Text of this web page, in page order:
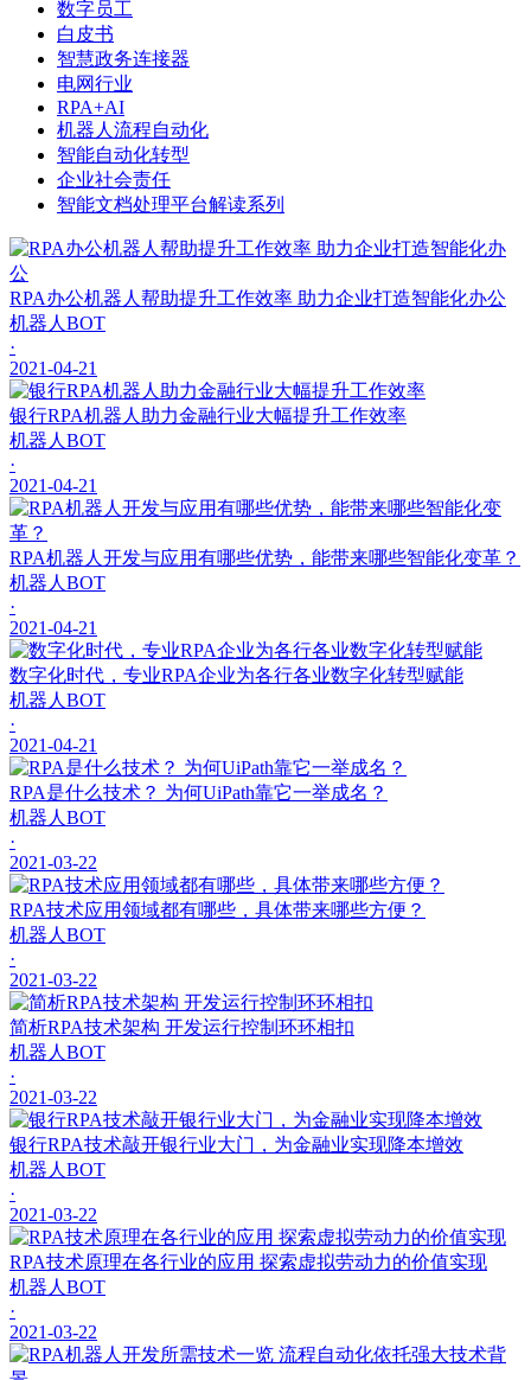
数字员工
白皮书
智慧政务连接器
电网行业
RPA+AI
机器人流程自动化
智能自动化转型
企业社会责任
智能文档处理平台解读系列
RPA办公机器人帮助提升工作效率 助力企业打造智能化办公
机器人BOT
·
2021-04-21
银行RPA机器人助力金融行业大幅提升工作效率
机器人BOT
·
2021-04-21
RPA机器人开发与应用有哪些优势，能带来哪些智能化变革？
机器人BOT
·
2021-04-21
数字化时代，专业RPA企业为各行各业数字化转型赋能
机器人BOT
·
2021-04-21
RPA是什么技术？ 为何UiPath靠它一举成名？
机器人BOT
·
2021-03-22
RPA技术应用领域都有哪些，具体带来哪些方便？
机器人BOT
·
2021-03-22
简析RPA技术架构 开发运行控制环环相扣
机器人BOT
·
2021-03-22
银行RPA技术敲开银行业大门，为金融业实现降本增效
机器人BOT
·
2021-03-22
RPA技术原理在各行业的应用 探索虚拟劳动力的价值实现
机器人BOT
·
2021-03-22